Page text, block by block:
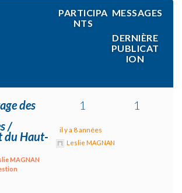
PARTICIPA
NTS
MESSAGES
DERNIÈRE
PUBLICAT
ION
des
/
du Haut-
MAGNAN
1 1
il y a 8 années
Leslie MAGNAN